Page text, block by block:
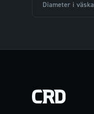
Diameter i väska